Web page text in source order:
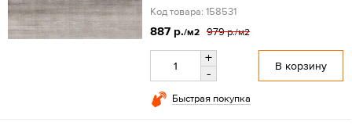
Код товара: 158531
887 р./м2 979 р./м2
+
-
В корзину
Быстрая покупка